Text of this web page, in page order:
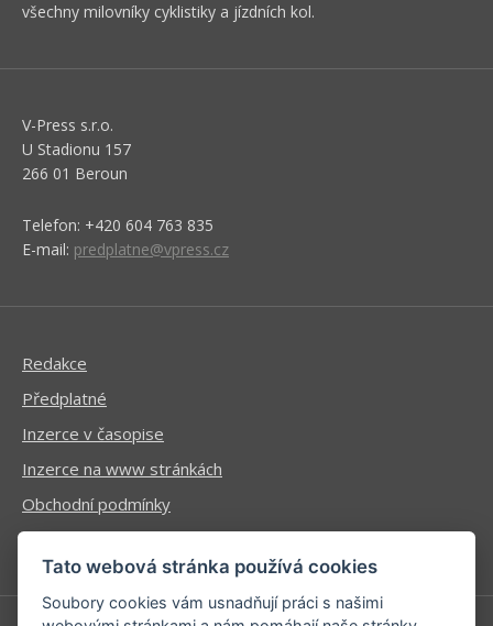
všechny milovníky cyklistiky a jízdních kol.
V-Press s.r.o.
U Stadionu 157
266 01 Beroun
Telefon: +420 604 763 835
E-mail: predplatne@vpress.cz
Redakce
Předplatné
Inzerce v časopise
Inzerce na www stránkách
Obchodní podmínky
Ochrana osobních údajů
Tato webová stránka používá cookies
Soubory cookies vám usnadňují práci s našimi